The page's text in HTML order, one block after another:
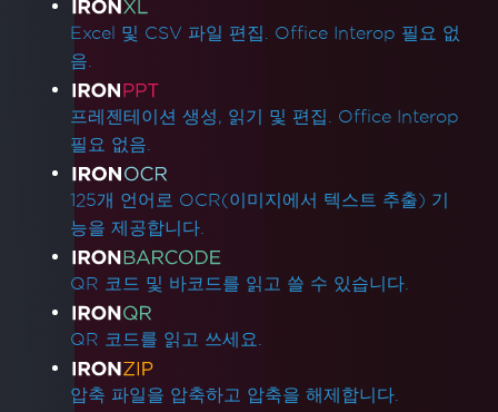
Excel 및 CSV 파일 편집. Office Interop 필요 없
음.
프레젠테이션 생성, 읽기 및 편집. Office Interop
필요 없음.
125개 언어로 OCR(이미지에서 텍스트 추출) 기
능을 제공합니다.
QR 코드 및 바코드를 읽고 쓸 수 있습니다.
QR 코드를 읽고 쓰세요.
압축 파일을 압축하고 압축을 해제합니다.